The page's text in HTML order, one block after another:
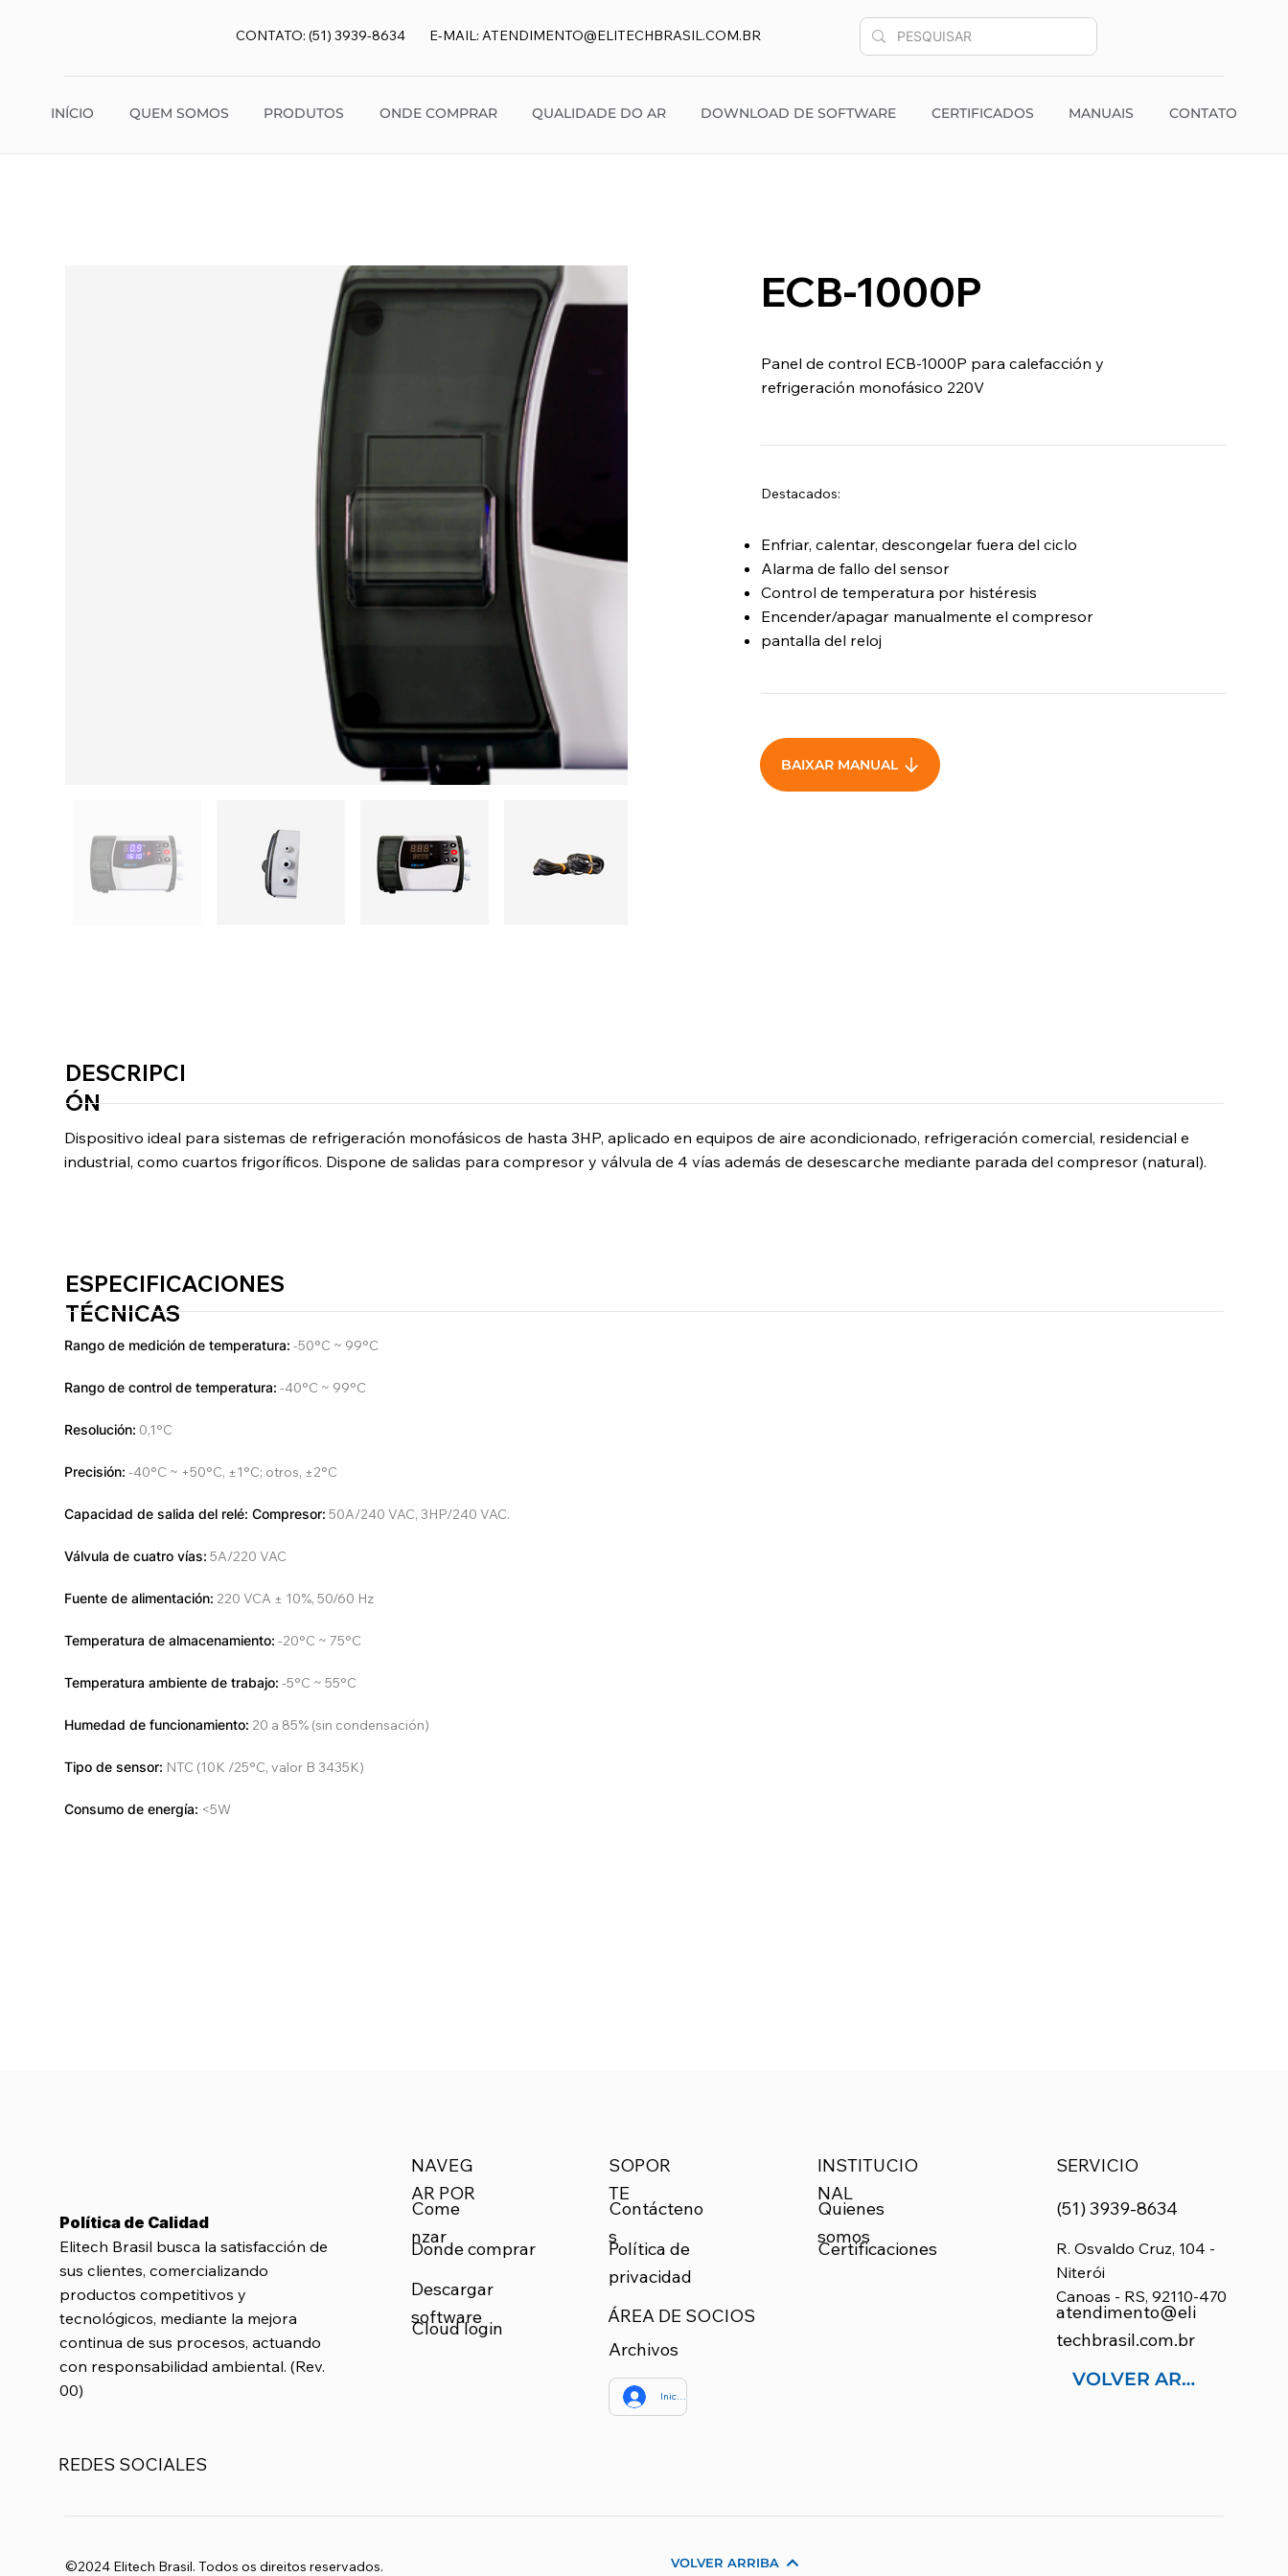
CONTATO: (51) 3939-8634 E-MAIL:ATENDIMENTO@ELITECHBRASIL.COM.BR
INÍCIO QUEM SOMOS PRODUTOS ONDE COMPRAR QUALIDADE DO AR DOWNLOAD DE SOFTWARE CERTIFICADOS MANUAIS CONTATO
ECB-1000P
Panel de control ECB-1000P para calefacción y
refrigeración monofásico 220V
Destacados:
Enfriar, calentar, descongelar fuera del ciclo
Alarma de fallo del sensor
Control de temperatura por histéresis
Encender/apagar manualmente el compresor
pantalla del reloj
BAIXAR MANUAL
DESCRIPCI
ÓN
Dispositivo ideal para sistemas de refrigeración monofásicos de hasta 3HP, aplicado en equipos de aire acondicionado, refrigeración comercial, residencial e
industrial, como cuartos frigoríficos. Dispone de salidas para compresor y válvula de 4 vías además de desescarche mediante parada del compresor (natural).
ESPECIFICACIONES
TÉCNICAS
Rango de medición de temperatura: -50°C ~ 99°C
Rango de control de temperatura: -40°C ~ 99°C
Resolución: 0,1°C
Precisión: -40°C ~ +50°C, ±1°C; otros, ±2°C
Capacidad de salida del relé: Compresor: 50A/240 VAC, 3HP/240 VAC.
Válvula de cuatro vías: 5A/220 VAC
Fuente de alimentación: 220 VCA ± 10%, 50/60 Hz
Temperatura de almacenamiento: -20°C ~ 75°C
Temperatura ambiente de trabajo: -5°C ~ 55°C
Humedad de funcionamiento: 20 a 85% (sin condensación)
Tipo de sensor: NTC (10K /25°C, valor B 3435K)
Consumo de energía: <5W
Política de Calidad
Elitech Brasil busca la satisfacción de
sus clientes, comercializando
productos competitivos y
tecnológicos, mediante la mejora
continua de sus procesos, actuando
con responsabilidad ambiental. (Rev.
00)
REDES SOCIALES
©2024 Elitech Brasil. Todos os direitos reservados.
NAVEG
AR POR
Come
nzar
Donde comprar
Descargar
software
Cloud login
SOPOR
TE
Contácteno
s
Política de
privacidad
ÁREA DE SOCIOS
Archivos
Iniciar sesión
VOLVER ARRIBA
VOLVER ARRIBA
INSTITUCIO
NAL
Quienes
somos
Certificaciones
SERVICIO
(51) 3939-8634
R. Osvaldo Cruz, 104 -
Niterói
Canoas - RS, 92110-470
atendimento@eli
techbrasil.com.br